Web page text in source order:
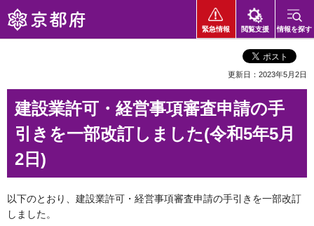
京都府
緊急情報 閲覧支援 情報を探す
更新日：2023年5月2日
建設業許可・経営事項審査申請の手
引きを一部改訂しました(令和5年5月
2日)
以下のとおり、建設業許可・経営事項審査申請の手引きを一部改訂
しました。